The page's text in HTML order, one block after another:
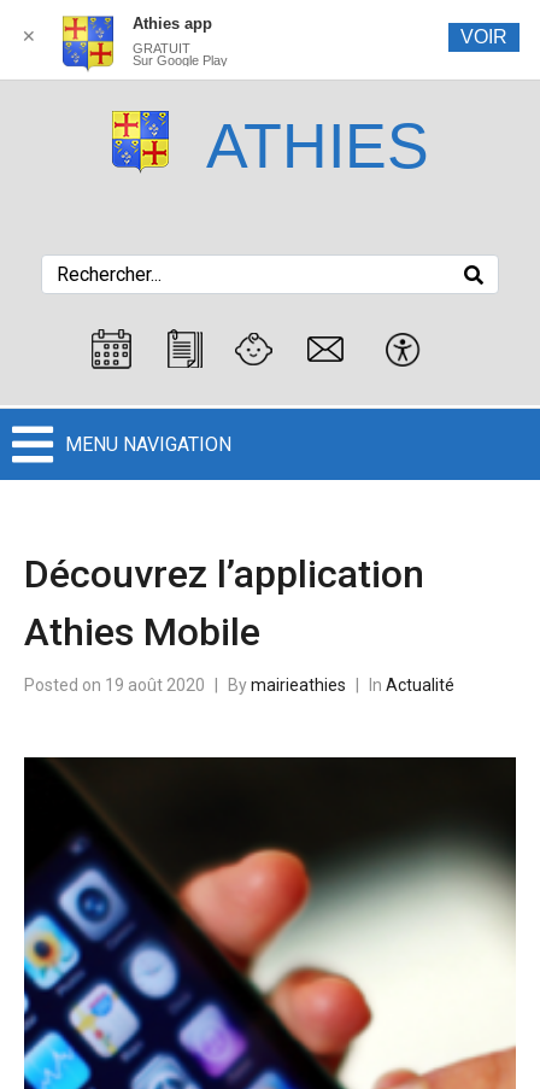
ATHIES
MENU NAVIGATION
Découvrez l’application
Athies Mobile
Posted on 19 août 2020 Bymairieathies In Actualité
✕
Athies app
GRATUIT
Sur Google Play
VOIR